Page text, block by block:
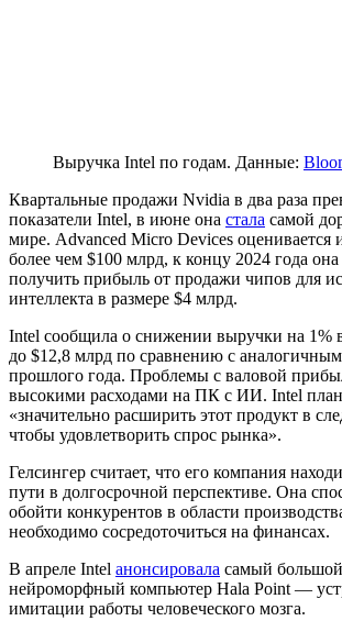
Выручка Intel по годам. Данные:
Квартальные продажи Nvidia в два раза
показатели Intel, в июне она стала самой
мире. Advanced Micro Devices оценивается
более чем $100 млрд, к концу 2024 года она
получить прибыль от продажи чипов для
интеллекта в размере $4 млрд.
Intel сообщила о снижении выручки на 1%
до $12,8 млрд по сравнению с
прошлого года. Проблемы с валовой
высокими расходами на ПК с ИИ. Intel
«значительно расширить этот продукт в
чтобы удовлетворить спрос рынка».
Гелсингер считает, что его компания
пути в долгосрочной перспективе. Она
обойти конкурентов в области
необходимо сосредоточиться на финансах.
В апреле Intel анонсировала самый
нейроморфный компьютер Hala Point —
имитации работы человеческого мозга.